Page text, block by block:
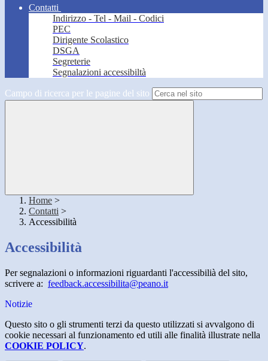
Contatti
Indirizzo - Tel - Mail - Codici
PEC
Dirigente Scolastico
DSGA
Segreterie
Segnalazioni accessibiltà
Campo di ricerca per le pagine del sito
Home >
Contatti >
Accessibilità
Accessibilità
Per segnalazioni o informazioni riguardanti l'accessibilià del sito,
scrivere a: feedback.accessibilita@peano.it
Notizie
Questo sito o gli strumenti terzi da questo utilizzati si avvalgono di
cookie necessari al funzionamento ed utili alle finalità illustrate nella
COOKIE POLICY.